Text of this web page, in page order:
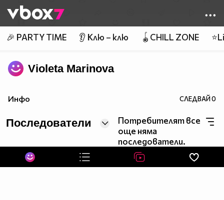
👾
🎉 PARTY TIME 👂 Клю – клю 🪀CHILL ZONE
Violeta Marinova
Инфо СЛЕДВАЙ0
Последователи
Потребителят все
още няма
последователи.